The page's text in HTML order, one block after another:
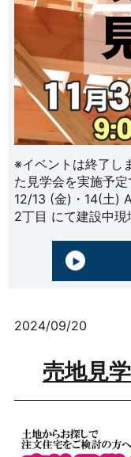
※イベントは終了し
た見学会を実施予
12/13 (金)・14(土)
2丁目 にて建設中
2024/09/20
売地見